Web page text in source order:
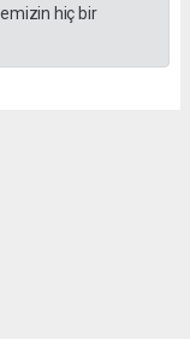
hiç bir